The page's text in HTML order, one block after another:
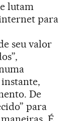
lutam
para
seu valor
De
para